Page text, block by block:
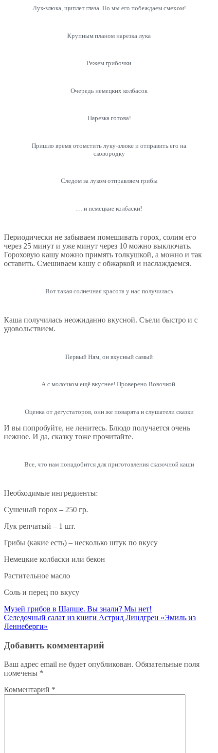
Лук-злюка, щиплет глаза. Но мы его побеждаем смехом!
Крупным планом нарезка лука
Режем грибочки
Очередь немецких колбасок
Нарезка готова!
Пришло время отомстить луку-злюке и отправить его на
сковородку
Следом за луком отправляем грибы
… и немецкие колбаски!
Периодически не забываем помешивать горох, солим его
через 25 минут и уже минут через 10 можно выключать.
Гороховую кашу можно примять толкушкой, а можно и так
оставить. Смешиваем кашу с обжаркой и наслаждаемся.
Вот такая солнечная красота у нас получилась
Каша получилась неожиданно вкусной. Съели быстро и с
удовольствием.
Первый Ням, он вкусный самый
А с молочком ещё вкуснее! Проверено Вовочкой.
Оценка от дегустаторов, они же поварята и слушатели сказки
И вы попробуйте, не ленитесь. Блюдо получается очень
нежное. И да, сказку тоже прочитайте.
Все, что нам понадобится для приготовления сказочной каши
Необходимые ингредиенты:
Сушеный горох – 250 гр.
Лук репчатый – 1 шт.
Грибы (какие есть) – несколько штук по вкусу
Немецкие колбаски или бекон
Растительное масло
Соль и перец по вкусу
Навигация
по
Музей грибов в Шапше. Вы знали? Мы нет!
Селедочный салат из книги Астрид Линдгрен «Эмиль из
Леннеберги»
Добавить комментарий
Ваш адрес email не будет опубликован. Обязательные поля
помечены *
Комментарий *